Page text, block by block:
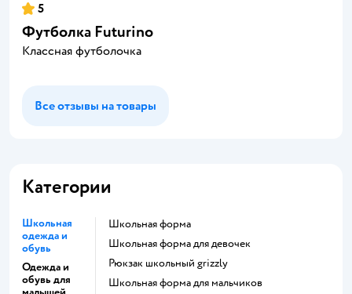
5
Футболка Futurino
Классная футболочка
Все отзывы на товары
Категории
Школьная
одежда и
обувь
Одежда и
обувь для
Школьная форма
Школьная форма для девочек
Рюкзак школьный grizzly
Школьная форма для мальчиков